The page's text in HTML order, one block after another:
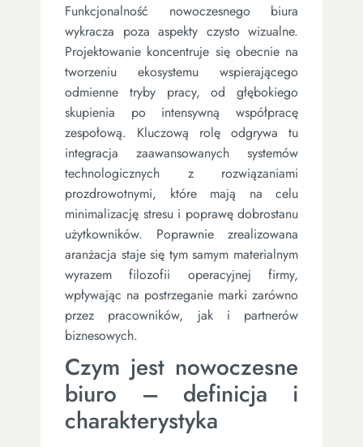
Funkcjonalność nowoczesnego biura
wykracza poza aspekty czysto wizualne.
Projektowanie koncentruje się obecnie na
tworzeniu ekosystemu wspierającego
odmienne tryby pracy, od głębokiego
skupienia po intensywną współpracę
zespołową. Kluczową rolę odgrywa tu
integracja zaawansowanych systemów
technologicznych z rozwiązaniami
prozdrowotnymi, które mają na celu
minimalizację stresu i poprawę dobrostanu
użytkowników. Poprawnie zrealizowana
aranżacja staje się tym samym materialnym
wyrazem filozofii operacyjnej firmy,
wpływając na postrzeganie marki zarówno
przez pracowników, jak i partnerów
biznesowych.
Czym jest nowoczesne
biuro – definicja i
charakterystyka